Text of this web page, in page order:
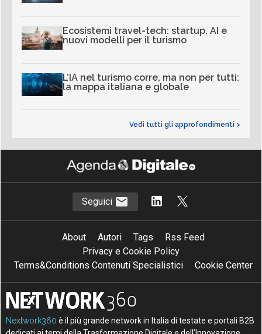
Ecosistemi travel-tech: startup, AI e
nuovi modelli per il turismo
L’IA nel turismo corre, ma non per tutti:
la mappa italiana e globale
Vedi tutti gli approfondimenti >
Seguici
About Autori Tags
Rss Feed
Privacy e Cookie Policy
Terms&Conditions Contenuti Specialistici
Cookie Center
Nextwork360 è il più grande network in Italia di testate e portali B2B